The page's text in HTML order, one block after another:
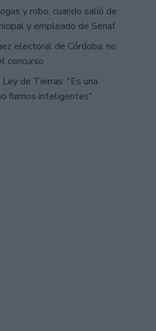
y robo, cuando salió de
y empleado de Senaf
electoral de Córdoba: no
concurso
de Tierras: "Es una
fuimos inteligentes"